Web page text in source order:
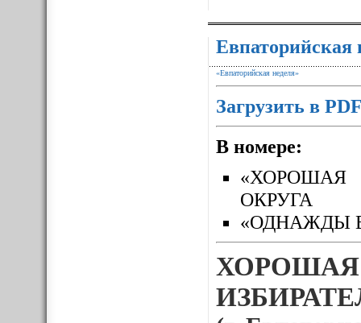
Евпаторийская
«Евпаторийская неделя»
Загрузить в
В номере:
«ХОРОШАЯ
ОКРУГА
«ОДНАЖДЫ
ХОРОШАЯ